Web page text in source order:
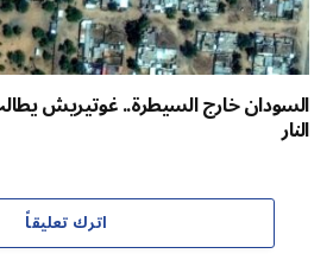
السودان خارج السيطرة.. غوتيريش
النار
اترك تعليقاً